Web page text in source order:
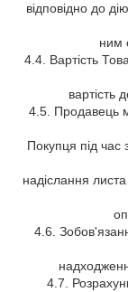
відповідно до
ним
4.4. Вартість
вартість
4.5. Продавець
Покупця під час
надіслання
4.6.
4.7.